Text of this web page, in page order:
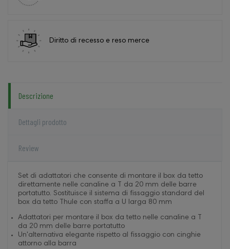
Diritto di recesso e reso merce
Descrizione
Dettagli prodotto
Review
Set di adattatori che consente di montare il box da tetto
direttamente nelle canaline a T da 20 mm delle barre
portatutto. Sostituisce il sistema di fissaggio standard del
box da tetto Thule con staffa a U larga 80 mm
Adattatori per montare il box da tetto nelle canaline a T
da 20 mm delle barre portatutto
Un'alternativa elegante rispetto al fissaggio con cinghie
attorno alla barra